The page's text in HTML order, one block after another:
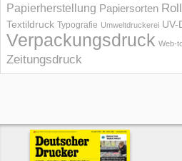
Papierherstellung Papiersorten
Textildruck Typografie Umweltdruckerei UV-
Verpackungsdruck Web-
Zeitungsdruck